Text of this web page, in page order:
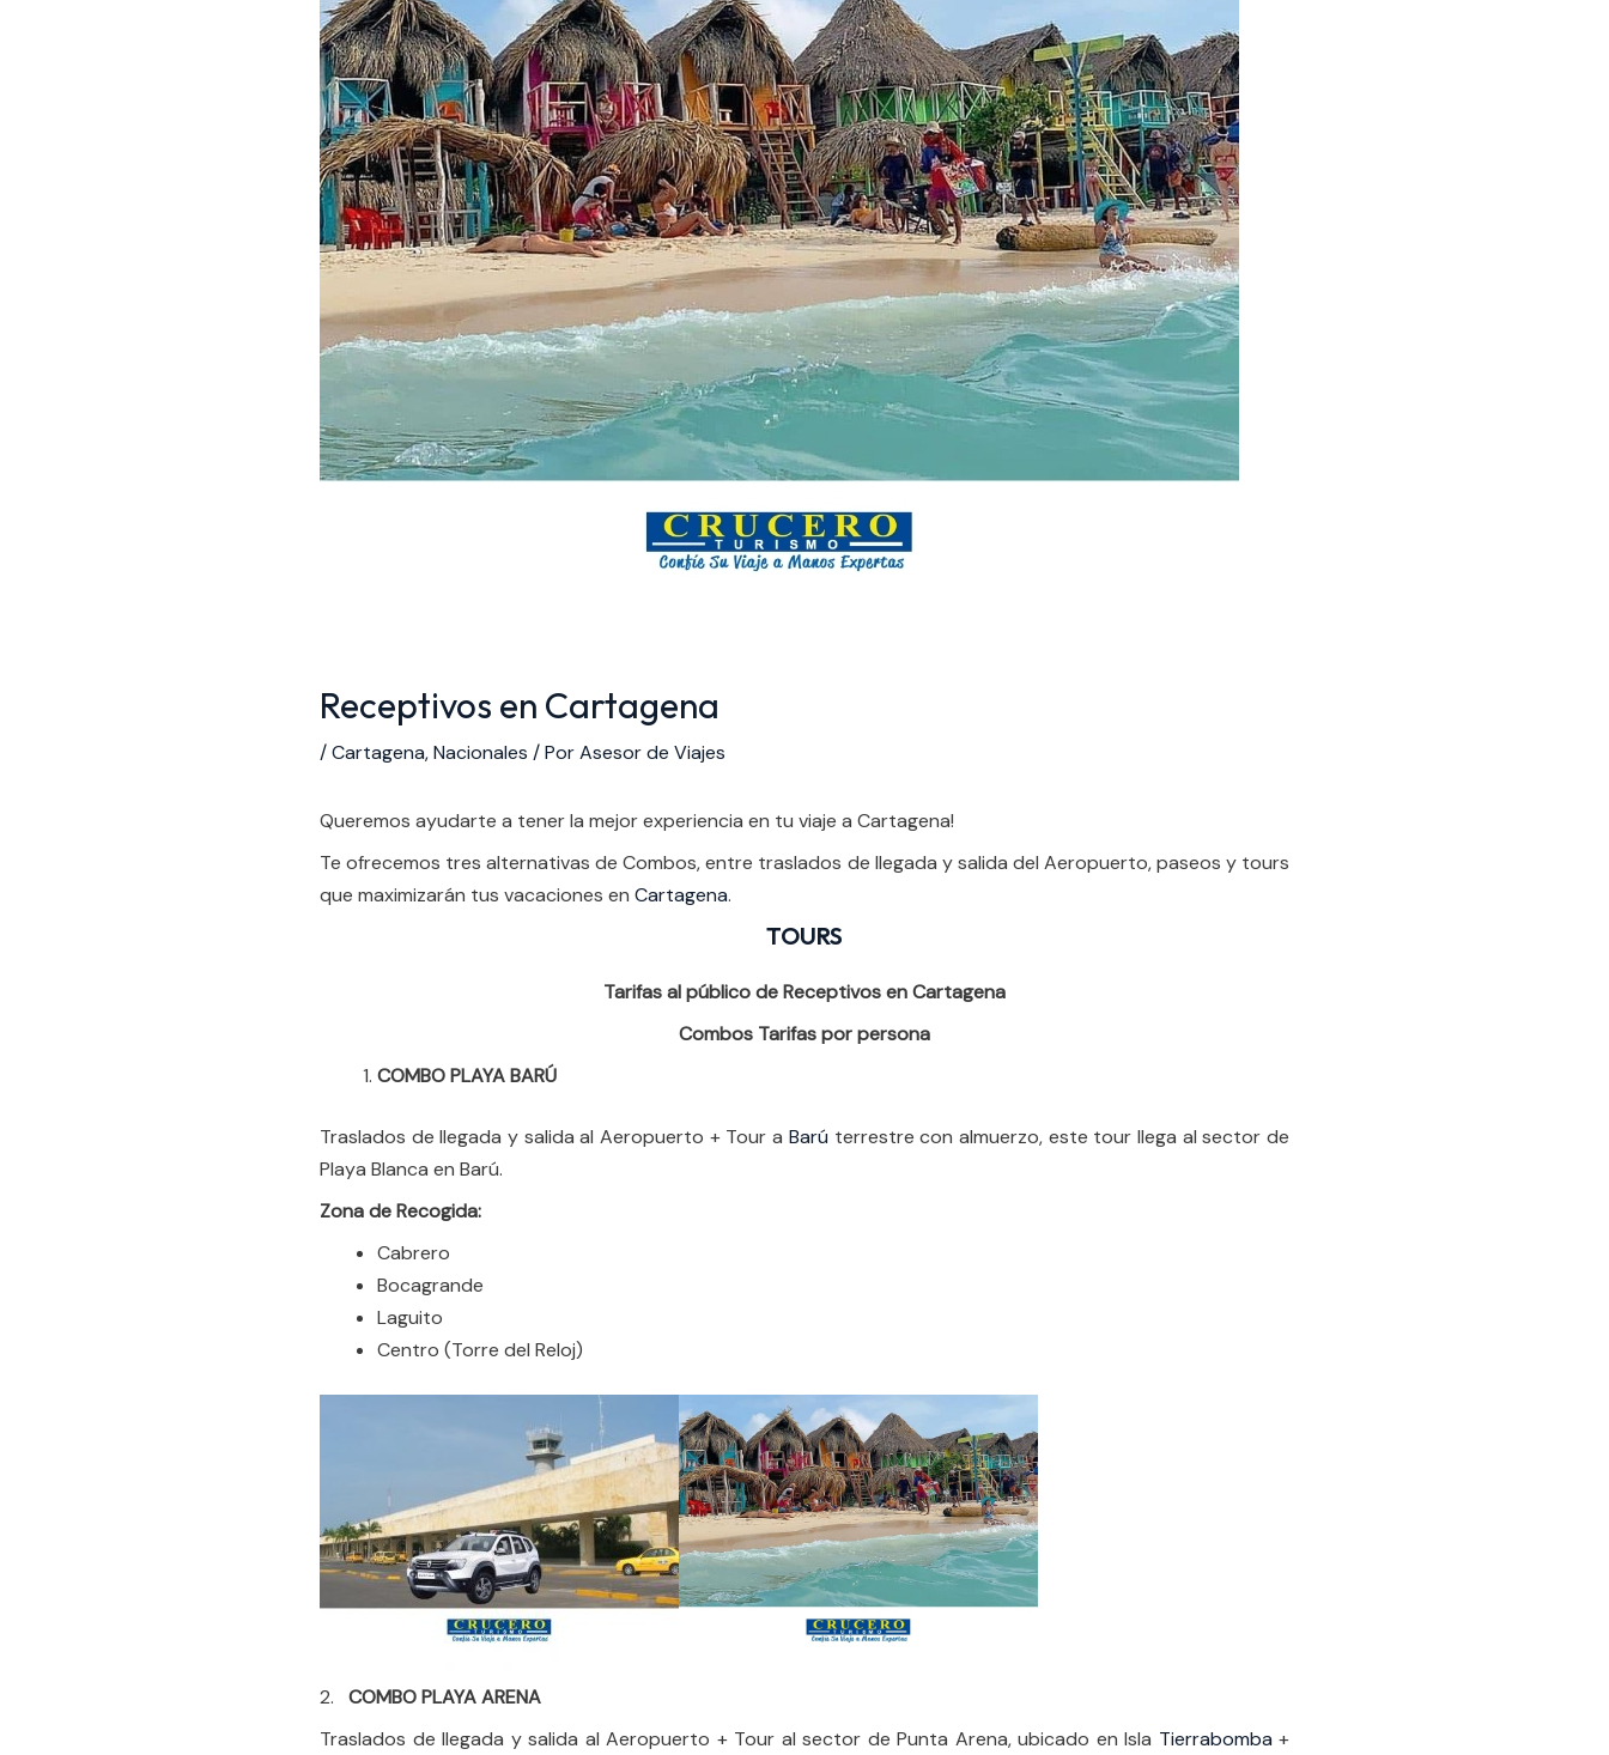
Receptivos en Cartagena
/Cartagena,Nacionales / PorAsesor de Viajes
Queremos ayudarte a tener la mejor experiencia en tu viaje a Cartagena!
Te ofrecemos tres alternativas de Combos, entre traslados de llegada y salida del Aeropuerto, paseos y tours
que maximizarán tus vacaciones en Cartagena.
TOURS
Tarifas al público de Receptivos en Cartagena
Combos Tarifas por persona
COMBO PLAYA BARÚ
Traslados de llegada y salida al Aeropuerto + Tour a Barú terrestre con almuerzo, este tour llega al sector de
Playa Blanca en Barú.
Zona de Recogida:
Cabrero
Bocagrande
Laguito
Centro (Torre del Reloj)
2. COMBO PLAYA ARENA
Traslados de llegada y salida al Aeropuerto + Tour al sector de Punta Arena, ubicado en Isla Tierrabomba +